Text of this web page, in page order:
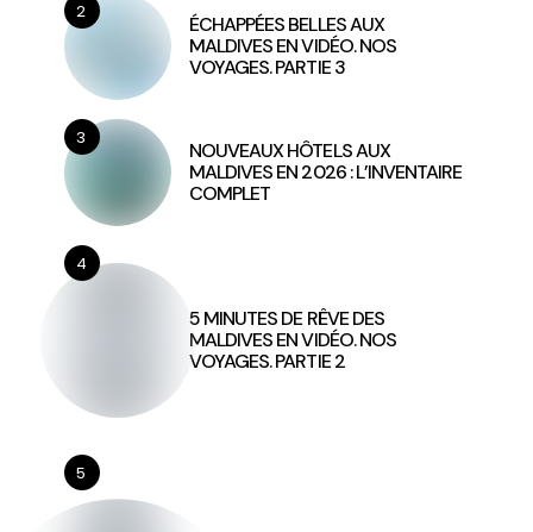
2
ÉCHAPPÉES BELLES AUX
MALDIVES EN VIDÉO. NOS
VOYAGES. PARTIE 3
3
NOUVEAUX HÔTELS AUX
MALDIVES EN 2026 : L’INVENTAIRE
COMPLET
4
5 MINUTES DE RÊVE DES
MALDIVES EN VIDÉO. NOS
VOYAGES. PARTIE 2
5